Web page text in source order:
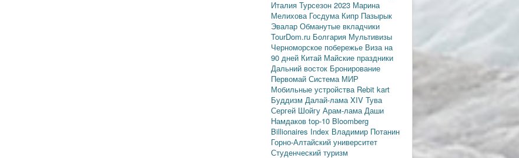
Италия Турсезон 2023 Марина
Мелихова Госдума Кипр Пазырык
Эвалар Обманутые вкладчики
TourDom.ru Болгария Мультивизы
Черноморское побережье Виза на
90 дней Китай Майские праздники
Дальний восток Бронирование
Первомай Система МИР
Мобильные устройства Rebit kart
Буддизм Далай-лама XIV Тува
Сергей Шойгу Арам-ламаДаши
Намдаков top-10 Bloomberg
Billionaires Index Владимир Потанин
Горно-Алтайский университет
Студенческий туризм